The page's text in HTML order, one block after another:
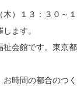
木）１３：３０～
ます。
会館です。東京
お時間の都合のつ